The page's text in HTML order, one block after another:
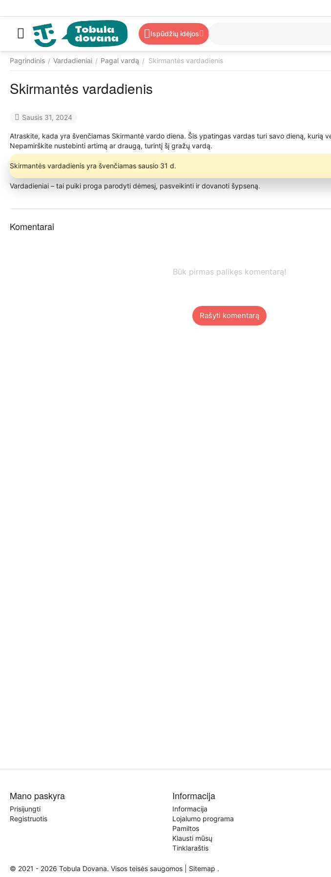
Ispūdžių idėjos
Pagrindinis / Vardadieniai / Pagal vardą / Skirmantės vardadienis
Skirmantės vardadienis
Sausis 31, 2024
Atraskite, kada yra švenčiamas Skirmantė vardo diena. Šis ypatingas vardas turi savo dieną, kurią
Nepamirškite nustebinti artimą ar draugą, turintį šį gražų vardą.
Skirmantės vardadienis yra švenčiamas sausio 31 d.
Vardadieniai – tai puiki proga parodyti dėmesį, pasveikinti ir dovanoti šypseną.
Komentarai
Būk pirmas palikęs komentarą!
Rašyti komentarą
Mano paskyra
Prisijungti
Registruotis
Informacija
Informacija
Lojalumo programa
Pamiltos
Klausti mūsų
Tinklaraštis
© 2021 - 2026 Tobula Dovana. Visos teisės saugomos | Sitemap .